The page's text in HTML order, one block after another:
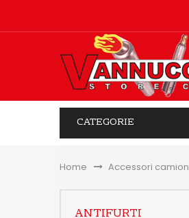
CATEGORIE
Home &gt;Accessori camion
ANTIFURTI